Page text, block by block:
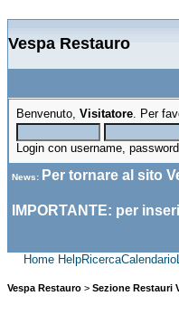
Vespa Restauro
Benvenuto, Visitatore. Per
Login con username,
News: Per tornare al sito
IMPORTANTE: per
Home HelpRicercaCalendario
Vespa Restauro > Sezione Restauri